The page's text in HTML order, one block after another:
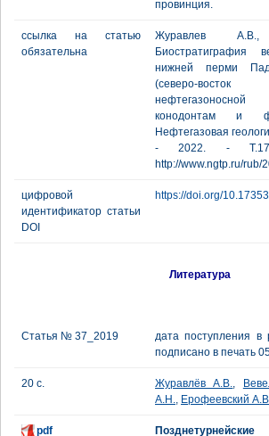
провинция.
ссылка на статью
обязательна
Журавлев
Биостратиграфия
нижней перми
(северо-восток
конодонтам и
Нефтегазовая
- 2022. -
http://www.ngtp.ru/rub/
цифровой
идентификатор статьи
DOI
https://doi.org/
Литература
Статья № 37_2019
дата поступления в
подписано в печать
20 с. Журавлёв А.В.,
А.Н., Ерофеевский
pdf